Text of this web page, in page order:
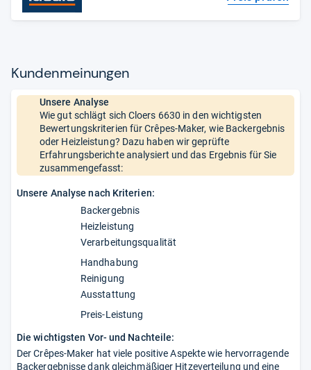
Kun­den­mei­nun­gen
Unsere Analyse
Wie gut schlägt sich Cloers 6630 in den wichtigsten
Bewertungskriterien für Crêpes-Maker, wie Backergebnis
oder Heizleistung? Dazu haben wir geprüfte
Erfahrungsberichte analysiert und das Ergebnis für Sie
zusammengefasst:
Unsere Analyse nach Kriterien:
Backergebnis
Heizleistung
Verarbeitungsqualität
Handhabung
Reinigung
Ausstattung
Preis-Leistung
Die wichtigsten Vor- und Nachteile:
Der Crêpes-Maker hat viele positive Aspekte wie hervorragende
Backergebnisse dank gleichmäßiger Hitzeverteilung und eine